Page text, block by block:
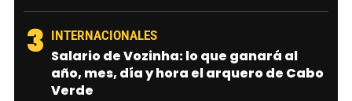
3 INTERNACIONALES
Salario de Vozinha: lo que ganará al
año, mes, día y hora el arquero de Cabo
Verde